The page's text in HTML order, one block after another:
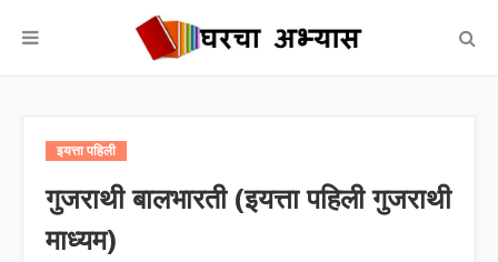
इयत्ता पहिली
गुजराथी बालभारती (इयत्ता पहिली गुजराथी
माध्यम)